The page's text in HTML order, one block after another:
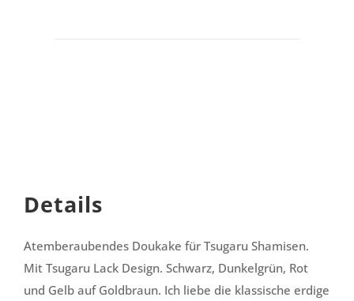
Details
Atemberaubendes Doukake für Tsugaru Shamisen.
Mit Tsugaru Lack Design. Schwarz, Dunkelgrün, Rot
und Gelb auf Goldbraun. Ich liebe die klassische erdige